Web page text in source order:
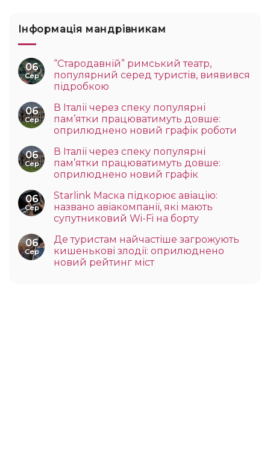
Інформація мандрівникам
06
Сер
“Стародавній” римський театр,
популярний серед туристів, виявився
підробкою
06
Сер
В Італії через спеку популярні
пам’ятки працюватимуть довше:
оприлюднено новий графік роботи
06
Сер
В Італії через спеку популярні
пам’ятки працюватимуть довше:
оприлюднено новий графік
06
Сер
Starlink Маска підкорює авіацію:
названо авіакомпанії, які мають
супутниковий Wi-Fi на борту
06
Сер
Де туристам найчастіше загрожують
кишенькові злодії: оприлюднено
новий рейтинг міст